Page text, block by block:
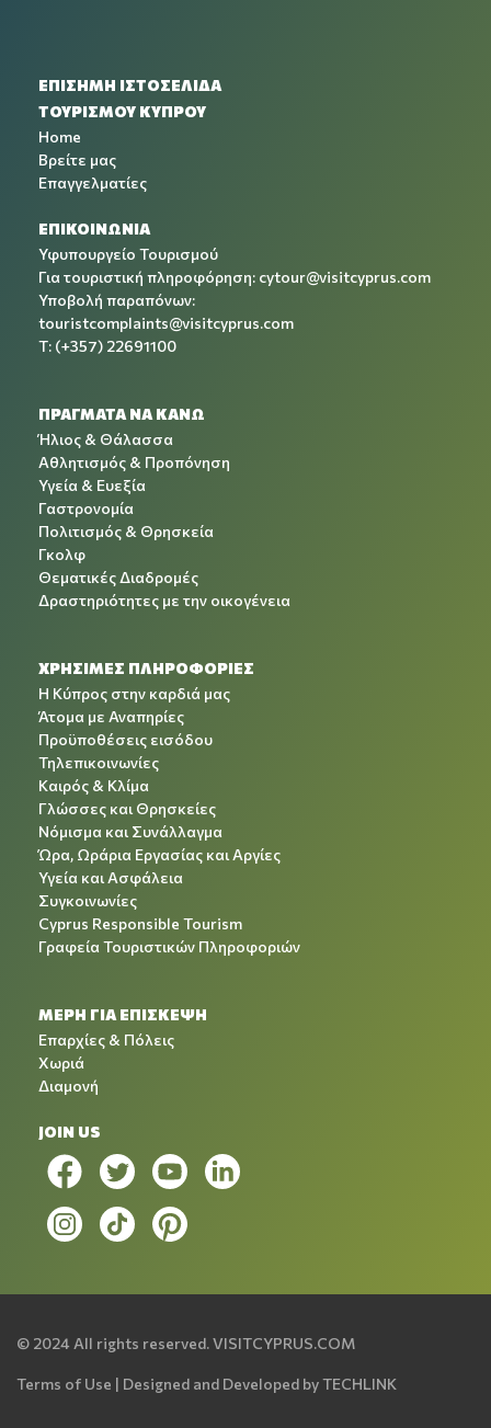
ΕΠΙΣΗΜΗ ΙΣΤΟΣΕΛΙΔΑ
ΤΟΥΡΙΣΜΟΥ ΚΥΠΡΟΥ
Home
Βρείτε μας
Επαγγελματίες
ΕΠΙΚΟΙΝΩΝΙΑ
Υφυπουργείο Τουρισμού
Για τουριστική πληροφόρηση: cytour@visitcyprus.com
Υποβολή παραπόνων:
touristcomplaints@visitcyprus.com
T: (+357) 22691100
ΠΡΑΓΜΑΤΑ ΝΑ ΚΑΝΩ
Ήλιος & Θάλασσα
Αθλητισμός & Προπόνηση
Υγεία & Ευεξία
Γαστρονομία
Πολιτισμός & Θρησκεία
Γκολφ
Θεματικές Διαδρομές
Δραστηριότητες με την οικογένεια
ΧΡΉΣΙΜΕΣ ΠΛΗΡΟΦΟΡΊΕΣ
Η Κύπρος στην καρδιά μας
Άτομα με Αναπηρίες
Προϋποθέσεις εισόδου
Τηλεπικοινωνίες
Καιρός & Κλίμα
Γλώσσες και Θρησκείες
Νόμισμα και Συνάλλαγμα
Ώρα, Ωράρια Εργασίας και Αργίες
Υγεία και Ασφάλεια
Συγκοινωνίες
Cyprus Responsible Tourism
Γραφεία Τουριστικών Πληροφοριών
ΜΕΡΗ ΓΙΑ ΕΠΙΣΚΕΨΗ
Επαρχίες & Πόλεις
Χωριά
Διαμονή
JOIN US
© 2024 All rights reserved.VISITCYPRUS.COM
Terms of Use | Designed and Developed byTECHLINK